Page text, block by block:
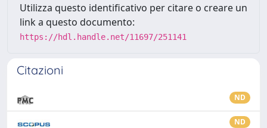
Utilizza questo identificativo per citare o creare un
link a questo documento:
https://hdl.handle.net/11697/251141
Citazioni
ND
ND